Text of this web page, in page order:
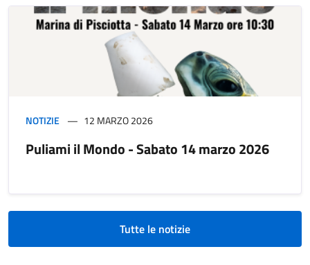
NOTIZIE 12 MARZO 2026
Puliami il Mondo - Sabato 14 marzo 2026
Tutte le notizie